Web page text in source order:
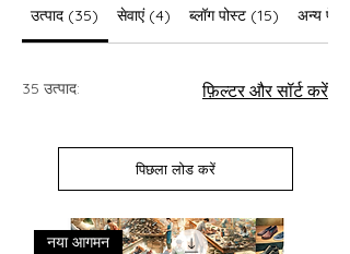
उत्पाद (35) सेवाएं (4) ब्लॉग पोस्ट (15) अन्य पेज
35 उत्पाद: फ़िल्टर और सॉर्ट करें
पिछला लोड करें
नया आगमन